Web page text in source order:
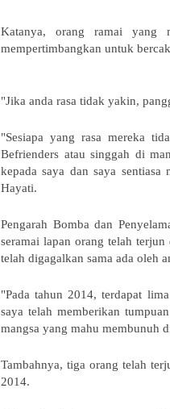
Katanya, orang ramai yang
mempertimbangkan untuk
"Jika anda rasa tidak yakin,
"Sesiapa yang rasa mereka
Befrienders atau singgah di
kepada saya dan saya
Hayati.
Pengarah Bomba dan
seramai lapan orang telah
telah digagalkan sama ada oleh
"Pada tahun 2014, terdapat
saya telah memberikan
mangsa yang mahu membunuh
Tambahnya, tiga orang telah
2014.